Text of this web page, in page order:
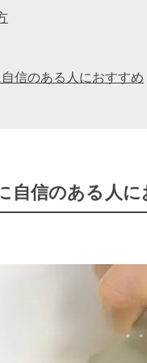
信のある人におすすめ
自信のある人